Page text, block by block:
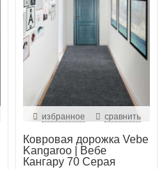
избранное сравнить
Ковровая дорожка Vebe
Kangaroo | Вебе
Кангару 70 Серая